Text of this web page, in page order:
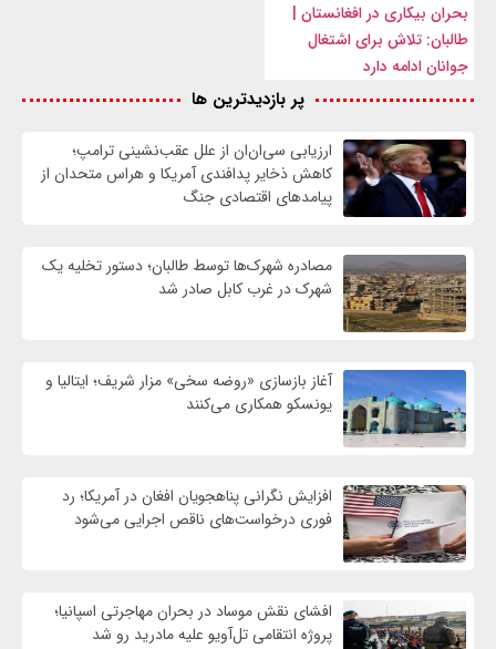
بحران بیکاری در افغانستان |
طالبان: تلاش برای اشتغال
جوانان ادامه دارد
پر بازدیدترین ها
ارزیابی سی‌ان‌ان از علل عقب‌نشینی ترامپ؛
کاهش ذخایر پدافندی آمریکا و هراس متحدان از
پیامدهای اقتصادی جنگ
مصادره شهرک‌ها توسط طالبان؛ دستور تخلیه یک
شهرک در غرب کابل صادر شد
آغاز بازسازی «روضه سخی» مزار شریف؛ ایتالیا و
یونسکو همکاری می‌کنند
افزایش نگرانی پناهجویان افغان در آمریکا؛ رد
فوری درخواست‌های ناقص اجرایی می‌شود
افشای نقش موساد در بحران مهاجرتی اسپانیا؛
پروژه انتقامی تل‌آویو علیه مادرید رو شد